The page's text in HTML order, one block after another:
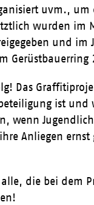
uvm., um
wurden im
und im
Gerüstbauerring
Das
ist und
wenn
Anliegen ernst
die bei dem